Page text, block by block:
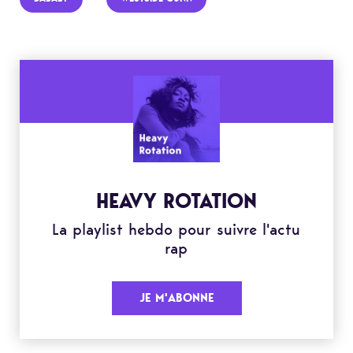
HEAVY ROTATION
La playlist hebdo pour suivre l'actu
rap
JE M'ABONNE